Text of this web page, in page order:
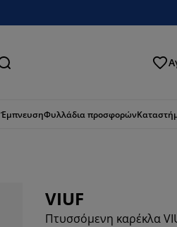
Αναζήτηση
ΈμπνευσηΦυλλάδια προσφορών
VIUF
Πτυσσόμενη καρέκλα